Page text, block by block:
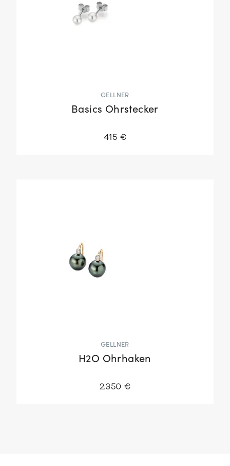
GELLNER
Basics Ohrstecker
415 €
GELLNER
H2O Ohrhaken
2.350 €